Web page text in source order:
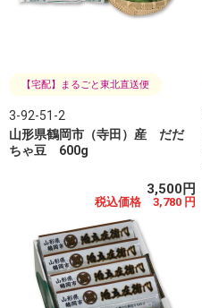
【宅配】まるごと東北直送便
3-92-51-2
山形県鶴岡市（寺田）産 だだ
ちゃ豆 600g
3,500円
税込価格 3,780 円